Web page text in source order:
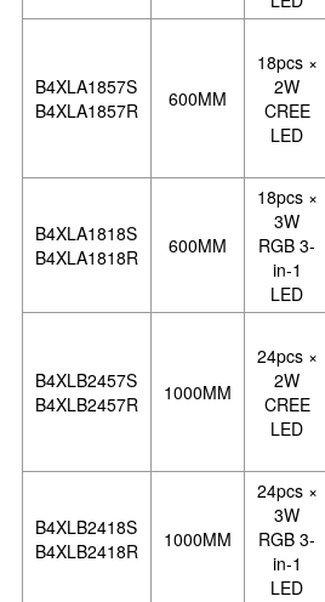
B4XLA1857S
B4XLA1857R
600MM
18pcs ×
2W
CREE
LED
B4XLA1818S
B4XLA1818R
600MM
18pcs ×
3W
RGB 3-
in-1
LED
B4XLB2457S
B4XLB2457R
1000MM
24pcs ×
2W
CREE
LED
B4XLB2418S
B4XLB2418R
1000MM
24pcs ×
3W
RGB 3-
in-1
LED